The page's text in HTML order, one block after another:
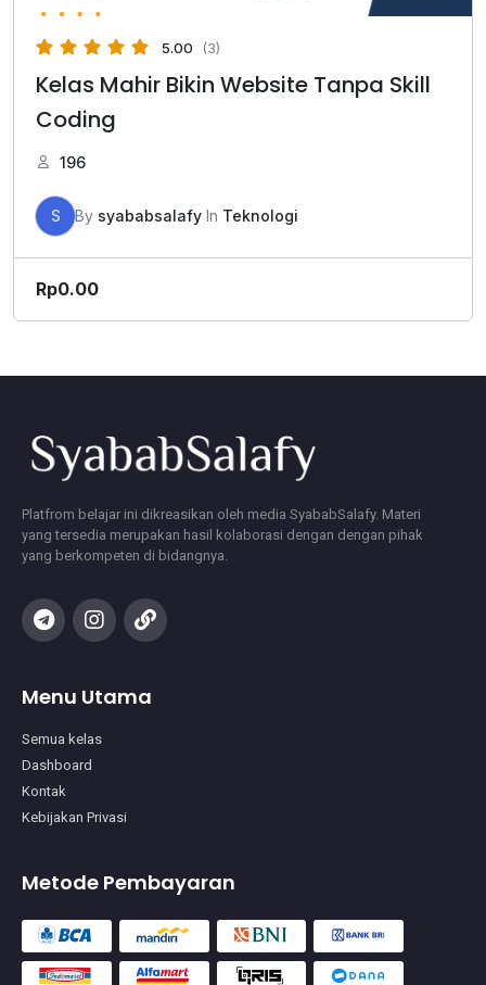
5.00 (3)
Kelas Mahir Bikin Website Tanpa Skill
Coding
196
S By syababsalafy In Teknologi
Rp0.00
Platfrom belajar ini dikreasikan oleh media SyababSalafy. Materi
yang tersedia merupakan hasil kolaborasi dengan dengan pihak
yang berkompeten di bidangnya.
Menu Utama
Semua kelas
Dashboard
Kontak
Kebijakan Privasi
Metode Pembayaran